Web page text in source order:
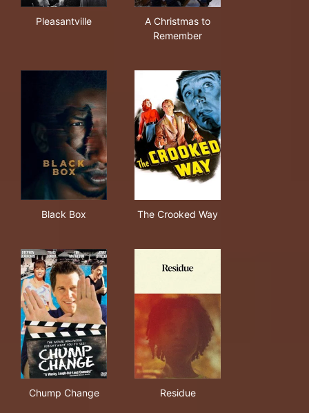
Pleasantville
A Christmas to
Remember
Black Box The Crooked Way
Chump Change Residue